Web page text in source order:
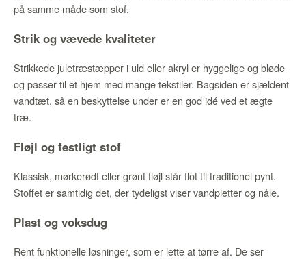
på samme måde som stof.
Strik og vævede kvaliteter
Strikkede juletræstæpper i uld eller akryl er hyggelige og bløde
og passer til et hjem med mange tekstiler. Bagsiden er sjældent
vandtæt, så en beskyttelse under er en god idé ved et ægte
træ.
Fløjl og festligt stof
Klassisk, mørkerødt eller grønt fløjl står flot til traditionel pynt.
Stoffet er samtidig det, der tydeligst viser vandpletter og nåle.
Plast og voksdug
Rent funktionelle løsninger, som er lette at tørre af. De ser